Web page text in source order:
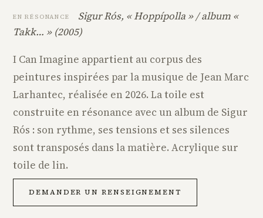
EN RÉSONANCE
Sigur Rós, « Hoppípolla » / album «
Takk… » (2005)
I Can Imagine appartient au corpus des
peintures inspirées par la musique de Jean Marc
Larhantec, réalisée en 2026. La toile est
construite en résonance avec un album de Sigur
Rós : son rythme, ses tensions et ses silences
sont transposés dans la matière. Acrylique sur
toile de lin.
DEMANDER UN RENSEIGNEMENT